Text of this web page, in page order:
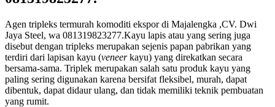
Agen tripleks termurah komoditi ekspor di Majalengka ,CV. Dwi
Jaya Steel, wa 081319823277.Kayu lapis atau yang sering juga
disebut dengan tripleks merupakan sejenis papan pabrikan yang
terdiri dari lapisan kayu (veneerkayu) yang direkatkan secara
bersama-sama. Triplek merupakan salah satu produk kayu yang
paling sering digunakan karena bersifat fleksibel, murah, dapat
dibentuk, dapat didaur ulang, dan tidak memiliki teknik pembuatan
yang rumit.